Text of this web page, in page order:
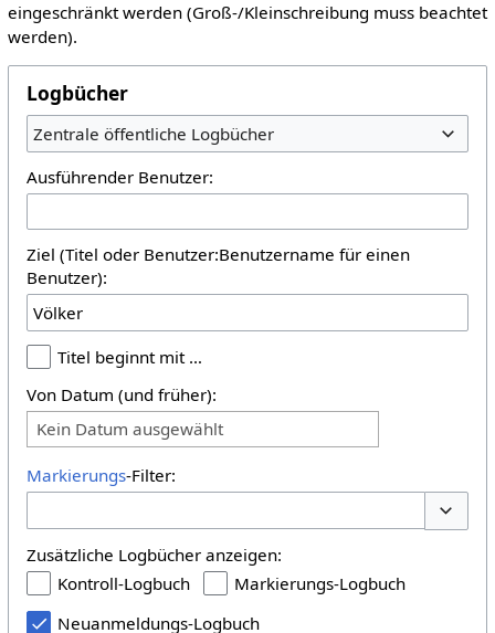
eingeschränkt werden (Groß-/Kleinschreibung muss beachtet
werden).
Logbücher
Zentrale öffentliche Logbücher
Ausführender Benutzer:
Ziel (Titel oder Benutzer:Benutzername für einen
Benutzer):
Titel beginnt mit …
Von Datum (und früher):
Kein Datum ausgewählt
Markierungs-Filter:
Zusätzliche Logbücher anzeigen:
Kontroll-Logbuch
Markierungs-Logbuch
Neuanmeldungs-Logbuch